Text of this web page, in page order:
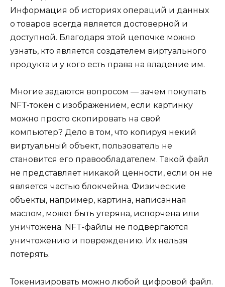
Информация об историях операций и данных
о товаров всегда является достоверной и
доступной. Благодаря этой цепочке можно
узнать, кто является создателем виртуального
продукта и у кого есть права на владение им.
Многие задаются вопросом — зачем покупать
NFT-токен с изображением, если картинку
можно просто скопировать на свой
компьютер? Дело в том, что копируя некий
виртуальный объект, пользователь не
становится его правообладателем. Такой файл
не представляет никакой ценности, если он не
является частью блокчейна. Физические
объекты, например, картина, написанная
маслом, может быть утеряна, испорчена или
уничтожена. NFT-файлы не подвергаются
уничтожению и повреждению. Их нельзя
потерять.
Токенизировать можно любой цифровой файл.